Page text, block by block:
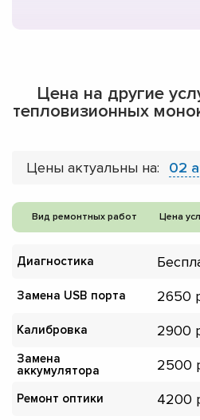
Цена на другие
тепловизионных
Цены актуальны на: 02
Вид ремонтных работ Цена
Диагностика
Замена USB порта 2650
Калибровка 2900
Замена
аккумулятора
2500
Ремонт оптики 4200